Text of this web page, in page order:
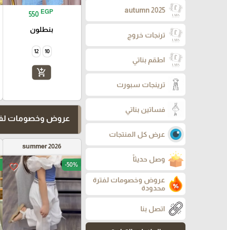
autumn 2025
ترنجات خروج
اطقم بناتي
ترينجات سبورت
فساتين بناتي
عرض كل المنتجات
وصل حديثاً
عروض وخصومات لفترة
محدودة
اتصل بنا
550 EGP
بنطلون
10
12
add_shopping_cart
عروض وخصومات
summer 2026
favorite_border -50%